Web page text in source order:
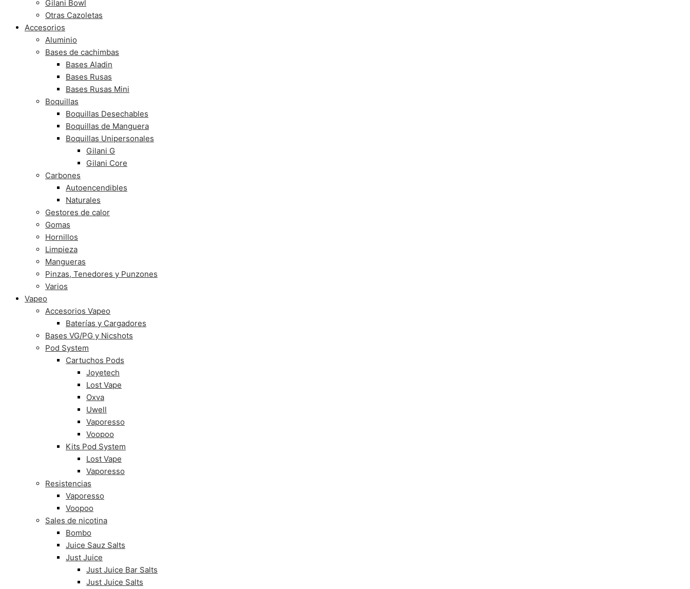
Gilani Bowl
Otras Cazoletas
Accesorios
Aluminio
Bases de cachimbas
Bases Aladin
Bases Rusas
Bases Rusas Mini
Boquillas
Boquillas Desechables
Boquillas de Manguera
Boquillas Unipersonales
Gilani G
Gilani Core
Carbones
Autoencendibles
Naturales
Gestores de calor
Gomas
Hornillos
Limpieza
Mangueras
Pinzas, Tenedores y Punzones
Varios
Vapeo
Accesorios Vapeo
Baterías y Cargadores
Bases VG/PG y Nicshots
Pod System
Cartuchos Pods
Joyetech
Lost Vape
Oxva
Uwell
Vaporesso
Voopoo
Kits Pod System
Lost Vape
Vaporesso
Resistencias
Vaporesso
Voopoo
Sales de nicotina
Bombo
Juice Sauz Salts
Just Juice
Just Juice Bar Salts
Just Juice Salts